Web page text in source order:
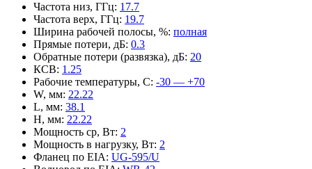
Частота низ, ГГц: 17.7
Частота верх, ГГц: 19.7
Ширина рабочей полосы, %: полная
Прямые потери, дБ: 0.3
Обратные потери (развязка), дБ: 20
КСВ: 1.25
Рабочие температуры, С: -30 — +70
W, мм: 22.22
L, мм: 38.1
H, мм: 22.22
Мощность ср, Вт: 2
Мощность в нагрузку, Вт: 2
Фланец по EIA: UG-595/U